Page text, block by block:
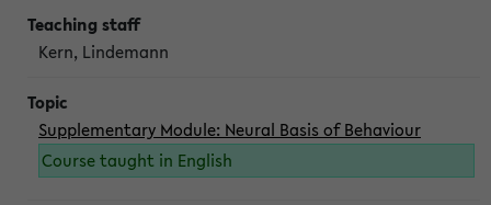
Kern, Lindemann
Supplementary Module: Neural Basis of Behaviour
Course taught in English